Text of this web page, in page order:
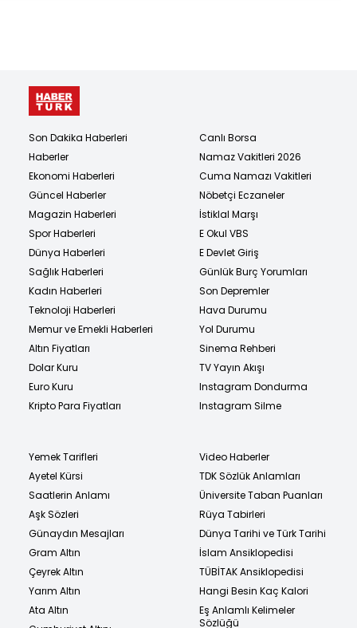
Son Dakika Haberleri
Haberler
Ekonomi Haberleri
Güncel Haberler
Magazin Haberleri
Spor Haberleri
Dünya Haberleri
Sağlık Haberleri
Kadın Haberleri
Teknoloji Haberleri
Memur ve Emekli Haberleri
Altın Fiyatları
Dolar Kuru
Euro Kuru
Kripto Para Fiyatları
Canlı Borsa
Namaz Vakitleri 2026
Cuma Namazı Vakitleri
Nöbetçi Eczaneler
İstiklal Marşı
E Okul VBS
E Devlet Giriş
Günlük Burç Yorumları
Son Depremler
Hava Durumu
Yol Durumu
Sinema Rehberi
TV Yayın Akışı
Instagram Dondurma
Instagram Silme
Yemek Tarifleri
Ayetel Kürsi
Saatlerin Anlamı
Aşk Sözleri
Günaydın Mesajları
Gram Altın
Çeyrek Altın
Yarım Altın
Ata Altın
Video Haberler
TDK Sözlük Anlamları
Üniversite Taban Puanları
Rüya Tabirleri
Dünya Tarihi ve Türk Tarihi
İslam Ansiklopedisi
TÜBİTAK Ansiklopedisi
Hangi Besin Kaç Kalori
Eş Anlamlı Kelimeler
Sözlüğü